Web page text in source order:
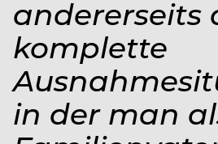
andererseits
komplette
in der man